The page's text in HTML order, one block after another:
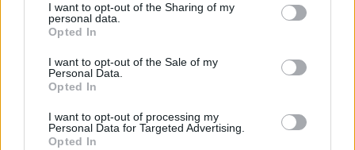
not limited to your visit or usage behaviour. You may click to
grant or deny consent to Google and its third-party tags to
use your data for below specified purposes in below Google
consent section.
I want to opt-out of the Sharing of my
personal data.
Opted In
I want to opt-out of the Sale of my
Personal Data.
Opted In
I want to opt-out of processing my
Personal Data for Targeted Advertising.
Opted In
Litening: Η Αμερικανική Αεροπορία
επενδύει σε ένα από τα πλέον
διαδεδομένα ατρακτίδια στοχοποίησης